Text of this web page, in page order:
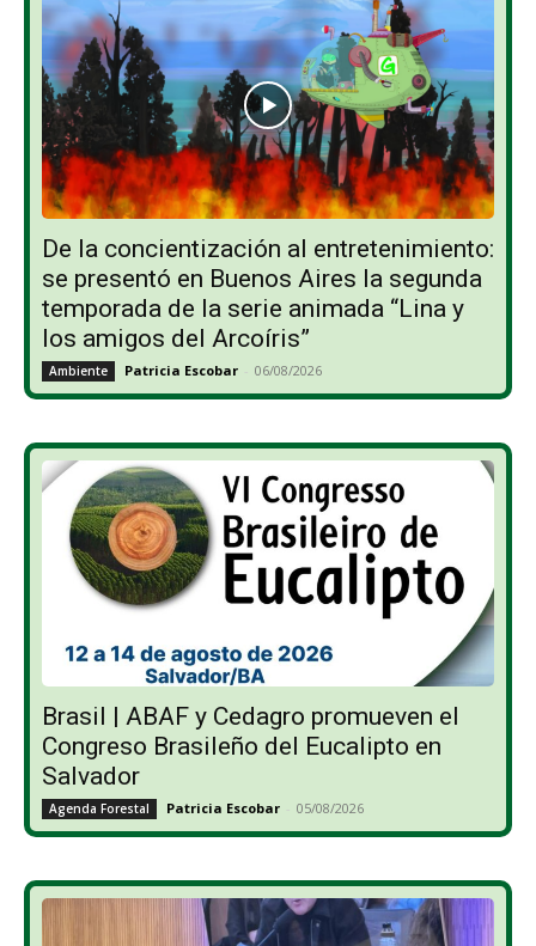
De la concientización al entretenimiento:
se presentó en Buenos Aires la segunda
temporada de la serie animada “Lina y
los amigos del Arcoíris”
Ambiente Patricia Escobar - 06/08/2026
Brasil | ABAF y Cedagro promueven el
Congreso Brasileño del Eucalipto en
Salvador
Agenda Forestal Patricia Escobar - 05/08/2026